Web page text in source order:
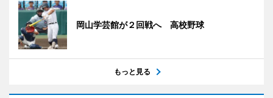
岡山学芸館が２回戦へ 高校野球
もっと見る